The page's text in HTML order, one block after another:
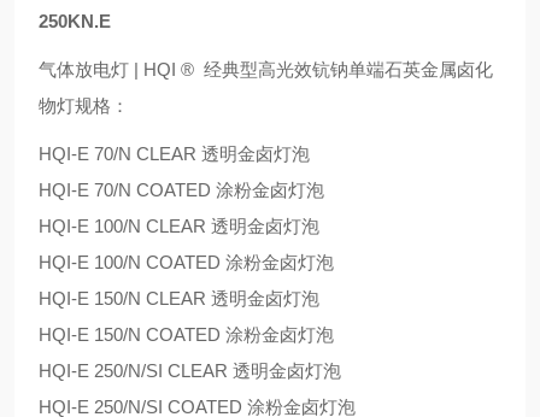
250KN.E
气体放电灯 | HQI ® 经典型高光效钪钠单端石英金属卤化
物灯规格：
HQI-E 70/N CLEAR 透明金卤灯泡
HQI-E 70/N COATED 涂粉金卤灯泡
HQI-E 100/N CLEAR 透明金卤灯泡
HQI-E 100/N COATED 涂粉金卤灯泡
HQI-E 150/N CLEAR 透明金卤灯泡
HQI-E 150/N COATED 涂粉金卤灯泡
HQI-E 250/N/SI CLEAR 透明金卤灯泡
HQI-E 250/N/SI COATED 涂粉金卤灯泡